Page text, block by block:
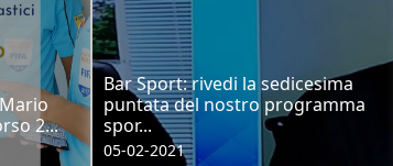
2...
Bar Sport: rivedi la sedicesima
puntata del nostro programma
spor...
05-02-2021